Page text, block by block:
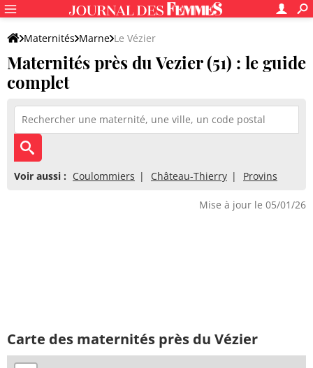
Maternités Marne Le Vézier
Maternités près du Vezier (51) : le guide
complet
Voir aussi : Coulommiers Château-Thierry Provins
Mise à jour le 05/01/26
Carte des maternités près du Vézier